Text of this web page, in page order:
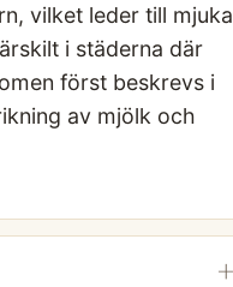
vilket leder till mjuka
i städerna där
först beskrevs i
av mjölk och